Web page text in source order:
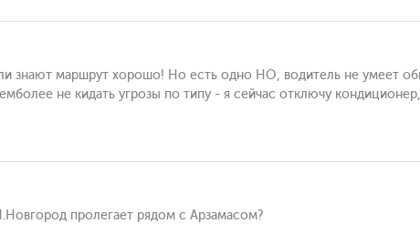
знают маршрут хорошо! Но есть одно НО, водитель не умеет
не кидать угрозы по типу - я сейчас отключу
пролегает рядом с Арзамасом?